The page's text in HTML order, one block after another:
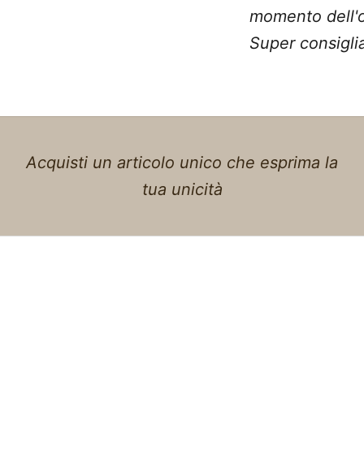
momento
Super
Acquisti un articolo unico che esprima la
tua unicità